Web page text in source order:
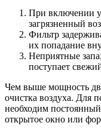
При включении
загрязненный
Фильтр
их попадание
Неприятные
поступает
Чем выше мощность
очистка воздуха. Для
необходим
открытое окно или